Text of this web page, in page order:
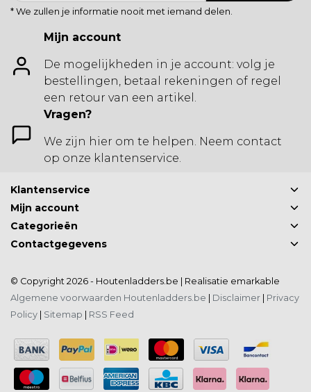
* We zullen je informatie nooit met iemand delen.
Mijn account
De mogelijkheden in je account: volg je
bestellingen, betaal rekeningen of regel
een retour van een artikel.
Vragen?
We zijn hier om te helpen. Neem contact
op onze klantenservice.
Klantenservice
Mijn account
Categorieën
Contactgegevens
© Copyright 2026 - Houtenladders.be | Realisatie emarkable
Algemene voorwaarden Houtenladders.be
Disclaimer
Privacy
Policy
Sitemap RSS Feed